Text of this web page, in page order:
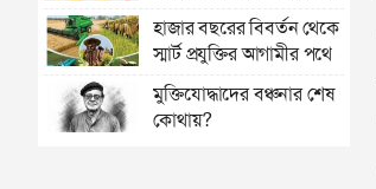
গোলকধাঁধায় বিশ্ব
হাজার বছরের বিবর্তন থেকে
স্মার্ট প্রযুক্তির আগামীর পথে
মুক্তিযোদ্ধাদের বঞ্চনার শেষ
কোথায়?